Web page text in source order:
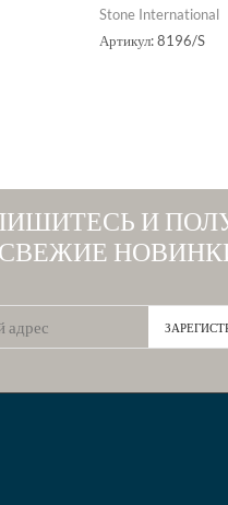
Stone International
Артикул:8196/S
И
СВЕЖИЕ